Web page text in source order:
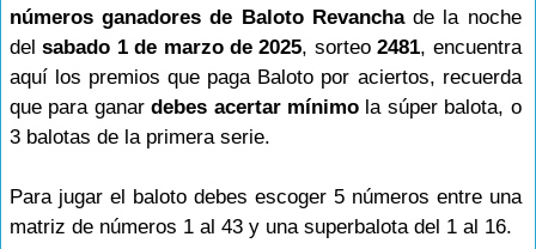
números ganadores de Baloto Revanchade la noche
delsabado 1 de marzo de 2025, sorteo2481, encuentra
aquí los premios que paga Baloto por aciertos, recuerda
que para ganardebes acertar mínimo la súper balota, o
3 balotas de la primera serie.
Para jugar el baloto debes escoger 5 números entre una
matriz de números 1 al 43 y una superbalota del 1 al 16.